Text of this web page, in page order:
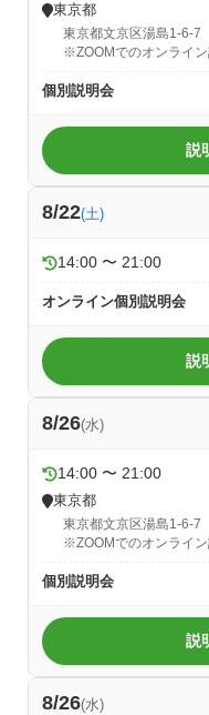
東京都
東京都文京区湯島1-6-
※ZOOMでのオンライン
個別説明会
説
8/22(土)
14:00 〜 21:00
オンライン個別説明会
説
8/26(水)
14:00 〜 21:00
東京都
東京都文京区湯島1-6-
※ZOOMでのオンライン
個別説明会
説
8/26(水)